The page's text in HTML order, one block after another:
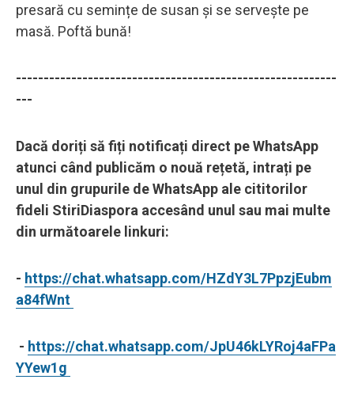
presară cu semințe de susan și se servește pe
masă. Poftă bună!
----------------------------------------------------------
---
Dacă doriți să fiți notificați direct pe WhatsApp
atunci când publicăm o nouă rețetă, intrați pe
unul din grupurile de WhatsApp ale cititorilor
fideli StiriDiaspora accesând unul sau mai multe
din următoarele linkuri:
- https://chat.whatsapp.com/HZdY3L7PpzjEubm
a84fWnt
- https://chat.whatsapp.com/JpU46kLYRoj4aFPa
YYew1g